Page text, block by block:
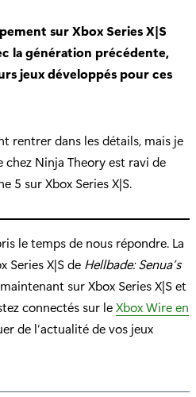
sur Xbox Series X|S
la génération précédente,
jeux développés pour ces
rentrer dans les détails, mais je
Ninja Theory est ravi de
5 sur Xbox Series X|S.
le temps de nous répondre. La
Series X|S de Hellbade: Senua’s
sur Xbox Series X|S et
connectés sur leXbox Wire en
de l’actualité de vos jeux